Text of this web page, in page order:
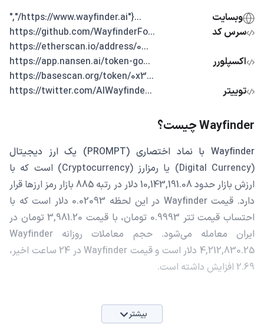
وبسایت
...{"https://www.wayfinder.ai/","
سرس کد
...https://github.com/WayfinderFo
اکسپلورر
...https://etherscan.io/address/0
...https://app.nansen.ai/token-go
...https://basescan.org/token/0x3
توییتر
...https://twitter.com/AIWayfinde
Wayfinder چیست؟
Wayfinder با نماد اختصاری (PROMPT) یک ارز دیجیتال
(Digital Currency) یا رمزارز (Cryptocurrency) است که با
ارزش بازار حدود 10,143,191.08 دلار در رتبه 885 بازار رمز ارزها قرار
دارد. قیمت Wayfinder در این لحظه 0.02093 دلار است که با
احتساب قیمت تتر 0.9993 تومان، با قیمت 3,981.20 تومان در
ایران معامله می‌شود. حجم معاملات روزانه Wayfinder
4,212,830.25 دلار است و قیمت Wayfinder در 24 ساعت اخیر،
2.69 افزایش داشته است.
بیشتر